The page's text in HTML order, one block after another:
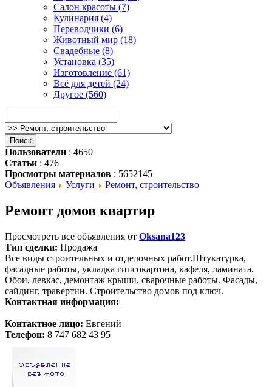
Салон красоты (7)
Кулинария (4)
Переводчики (6)
Животный мир (18)
Свадебные (8)
Установка (35)
Изготовление (61)
Всё для детей (24)
Другое (560)
Пользователи : 4650
Статьи : 476
Просмотры материалов : 5652145
Объявления
Услуги Ремонт, строительство
Ремонт домов квартир
Просмотреть все объявления от Oksana123
Тип сделки: Продажа
Все виды строительных и отделочных работ.Штукатурка,
фасадные работы, укладка гипсокартона, кафеля, ламината.
Обои, левкас, демонтаж крыши, сварочные работы. Фасады,
сайдинг, травертин. Строительство домов под ключ.
Контактная информация:
Контактное лицо: Евгений
Телефон: 8 747 682 43 95